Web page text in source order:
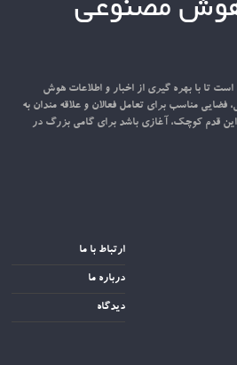
هوش مصنوعی
تا با بهره گیری از اخبار و اطلاعات هوش
مناسب برای تعامل فعالان و علاقه مندان به
این قدم کوچک، آغازی باشد برای گامی بزرگ در
ارتباط با ما
درباره ما
دیدگاه